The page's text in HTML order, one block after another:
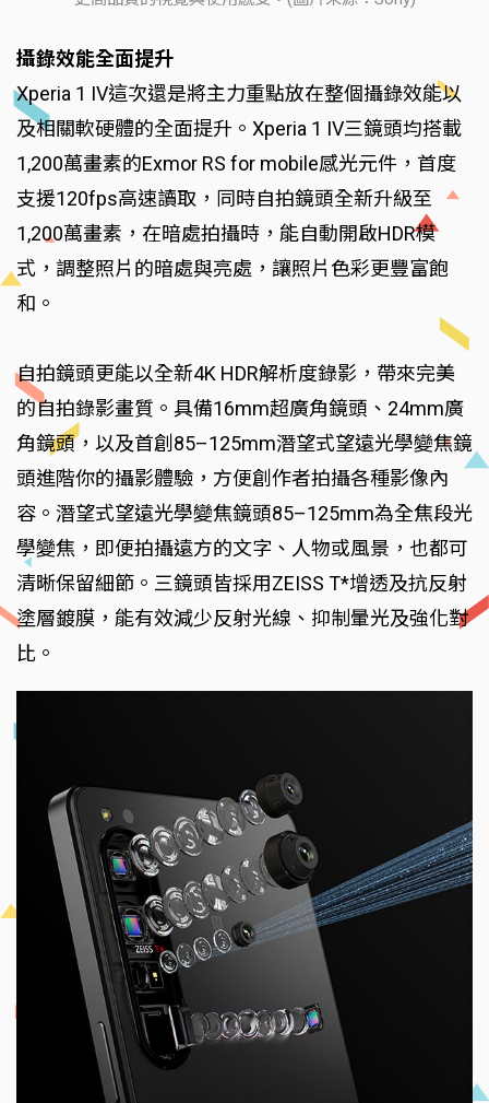
攝錄效能全面提升
Xperia 1 IV這次還是將主力重點放在整個攝錄效能以
及相關軟硬體的全面提升。Xperia 1 IV三鏡頭均搭載
1,200萬畫素的Exmor RS for mobile感光元件，首度
支援120fps高速讀取，同時自拍鏡頭全新升級至
1,200萬畫素，在暗處拍攝時，能自動開啟HDR模
式，調整照片的暗處與亮處，讓照片色彩更豐富飽
和。
自拍鏡頭更能以全新4K HDR解析度錄影，帶來完美
的自拍錄影畫質。具備16mm超廣角鏡頭、24mm廣
角鏡頭，以及首創85–125mm潛望式望遠光學變焦鏡
頭進階你的攝影體驗，方便創作者拍攝各種影像內
容。潛望式望遠光學變焦鏡頭85–125mm為全焦段光
學變焦，即便拍攝遠方的文字、人物或風景，也都可
清晰保留細節。三鏡頭皆採用ZEISS T*增透及抗反射
塗層鍍膜，能有效減少反射光線、抑制暈光及強化對
比。